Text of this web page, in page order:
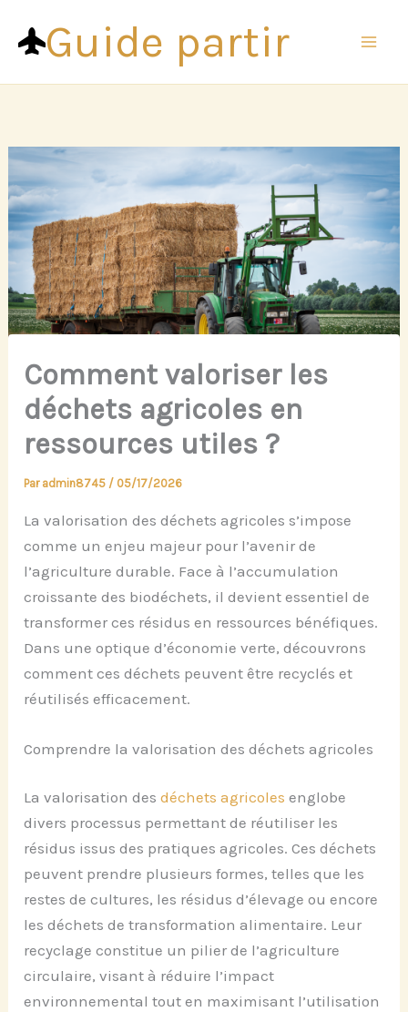
contenuGuide partir
Comment valoriser les
déchets agricoles en
ressources utiles ?
Par admin8745 / 05/17/2026
La valorisation des déchets agricoles s’impose
comme un enjeu majeur pour l’avenir de
l’agriculture durable. Face à l’accumulation
croissante des biodéchets, il devient essentiel de
transformer ces résidus en ressources bénéfiques.
Dans une optique d’économie verte, découvrons
comment ces déchets peuvent être recyclés et
réutilisés efficacement.
Comprendre la valorisation des déchets agricoles
La valorisation desdéchets agricoles englobe
divers processus permettant de réutiliser les
résidus issus des pratiques agricoles. Ces déchets
peuvent prendre plusieurs formes, telles que les
restes de cultures, les résidus d’élevage ou encore
les déchets de transformation alimentaire. Leur
recyclage constitue un pilier de l’agriculture
circulaire, visant à réduire l’impact
environnemental tout en maximisant l’utilisation